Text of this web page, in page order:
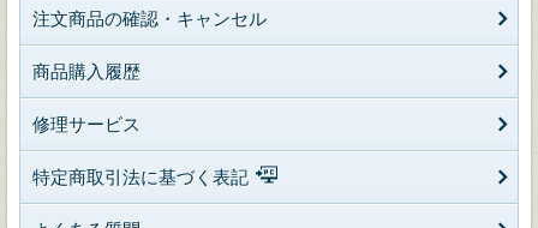
注文商品の確認・キャンセル
商品購入履歴
修理サービス
特定商取引法に基づく表記